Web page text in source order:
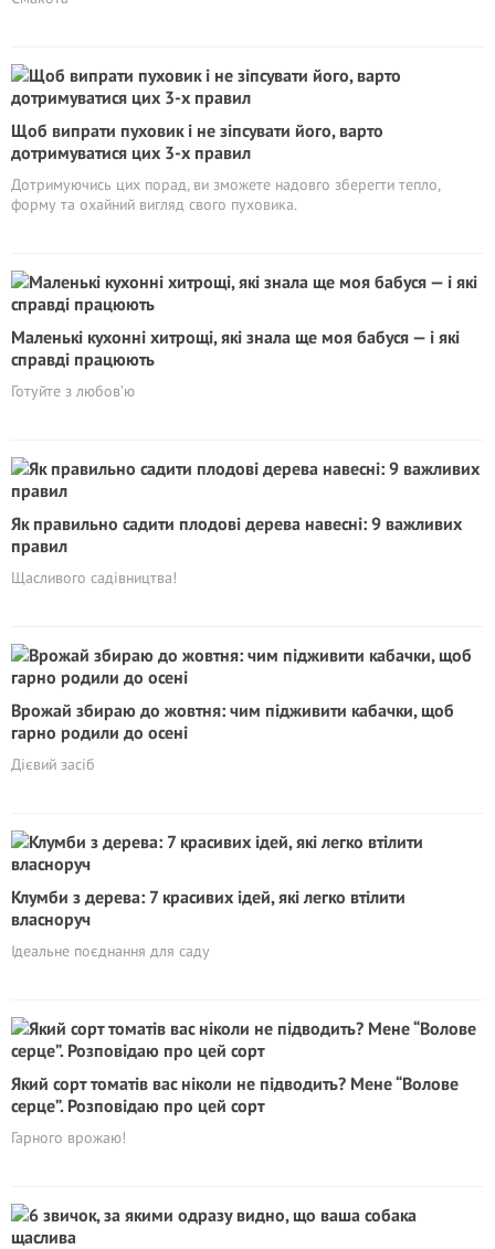
Щоб випрати пуховик і не зіпсувати його, варто
дотримуватися цих 3-х правил
Дотримуючись цих порад, ви зможете надовго зберегти тепло,
форму та охайний вигляд свого пуховика.
Маленькі кухонні хитрощі, які знала ще моя бабуся — і які
справді працюють
Готуйте з любов’ю
Як правильно садити плодові дерева навесні: 9 важливих
правил
Щасливого садівництва!
Врожай збираю до жовтня: чим підживити кабачки, щоб
гарно родили до осені
Дієвий засіб
Клумби з дерева: 7 красивих ідей, які легко втілити
власноруч
Ідеальне поєднання для саду
Який сорт томатів вас ніколи не підводить? Мене “Волове
серце”. Розповідаю про цей сорт
Гарного врожаю!